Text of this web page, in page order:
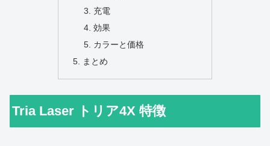
充電
効果
カラーと価格
まとめ
Tria Laser トリア4X 特徴